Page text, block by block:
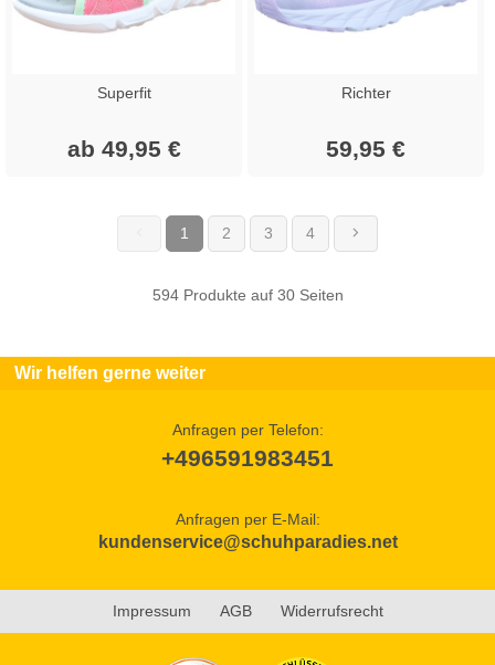
Superfit
ab 49,95 €
Richter
59,95 €
1 (current)
2 3 4
594 Produkte auf 30 Seiten
Wir helfen gerne weiter
Anfragen per Telefon:
+496591983451
Anfragen per E-Mail:
kundenservice@schuhparadies.net
Impressum AGB Widerrufsrecht